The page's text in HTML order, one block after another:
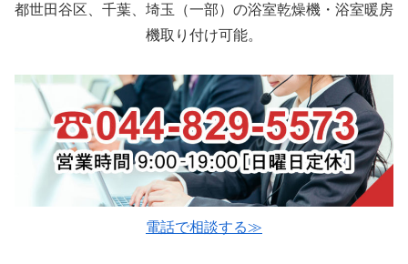
都世田谷区、千葉、埼玉（一部）の浴室乾燥機・浴室暖房
機取り付け可能。
電話で相談する≫